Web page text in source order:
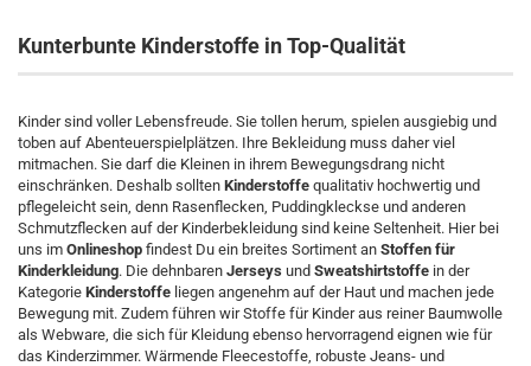
Kunterbunte Kinderstoffe in Top-Qualität
Kinder sind voller Lebensfreude. Sie tollen herum, spielen ausgiebig und
toben auf Abenteuerspielplätzen. Ihre Bekleidung muss daher viel
mitmachen. Sie darf die Kleinen in ihrem Bewegungsdrang nicht
einschränken. Deshalb sollten Kinderstoffe qualitativ hochwertig und
pflegeleicht sein, denn Rasenflecken, Puddingkleckse und anderen
Schmutzflecken auf der Kinderbekleidung sind keine Seltenheit. Hier bei
uns im Onlineshop findest Du ein breites Sortiment an Stoffen für
Kinderkleidung. Die dehnbaren Jerseys und Sweatshirtstoffe in der
Kategorie Kinderstoffe liegen angenehm auf der Haut und machen jede
Bewegung mit. Zudem führen wir Stoffe für Kinder aus reiner Baumwolle
als Webware, die sich für Kleidung ebenso hervorragend eignen wie für
das Kinderzimmer. Wärmende Fleecestoffe, robuste Jeans- und